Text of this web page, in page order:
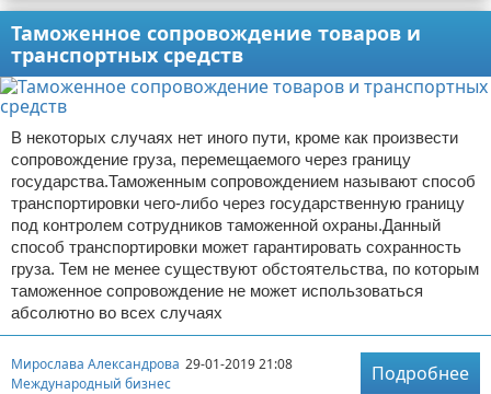
Таможенное сопровождение товаров и
транспортных средств
В некоторых случаях нет иного пути, кроме как произвести
сопровождение груза, перемещаемого через границу
государства.Таможенным сопровождением называют способ
транспортировки чего-либо через государственную границу
под контролем сотрудников таможенной охраны.Данный
способ транспортировки может гарантировать сохранность
груза. Тем не менее существуют обстоятельства, по которым
таможенное сопровождение не может использоваться
абсолютно во всех случаях
Мирослава Александрова 29-01-2019 21:08
Международный бизнес
Подробнее